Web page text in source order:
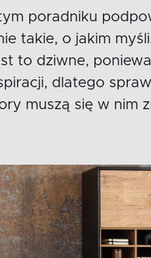
poradniku
takie, o jakim
to dziwne,
dlatego
muszą się w nim